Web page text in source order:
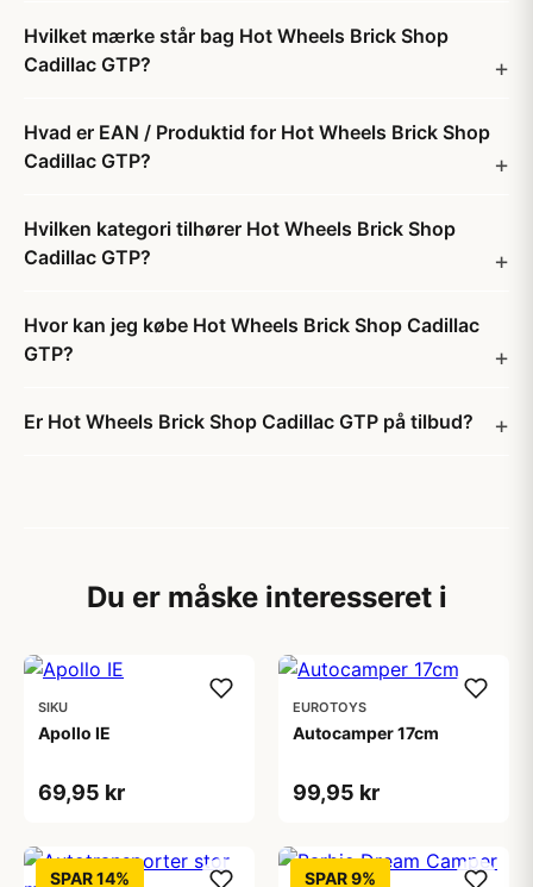
Hvilket mærke står bag Hot Wheels Brick Shop
Cadillac GTP?
Hvad er EAN / Produktid for Hot Wheels Brick Shop
Cadillac GTP?
Hvilken kategori tilhører Hot Wheels Brick Shop
Cadillac GTP?
Hvor kan jeg købe Hot Wheels Brick Shop Cadillac
GTP?
Er Hot Wheels Brick Shop Cadillac GTP på tilbud?
Du er måske interesseret i
SIKU
Apollo IE
69,95 kr
EUROTOYS
Autocamper 17cm
99,95 kr
SPAR 14% SPAR 9%